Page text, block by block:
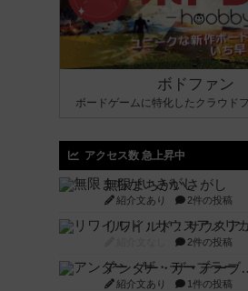
ボドファン
ボードゲームに特化したクラウド
アクセス数 急上昇中
無限まちがいさがし
紹介文あり 2件の投稿
リワイルド
2件の投稿
アンダー
紹介文あり 1件の投稿